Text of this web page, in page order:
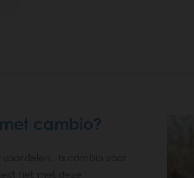
cambio?